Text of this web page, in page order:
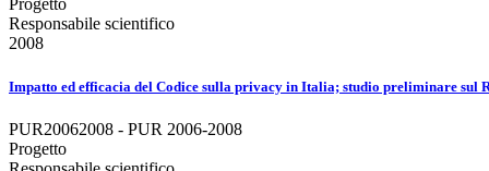
Progetto
Responsabile scientifico
2008
Impatto ed efficacia del Codice sulla privacy in Italia; studio preliminare sul
PUR20062008 - PUR 2006-2008
Progetto